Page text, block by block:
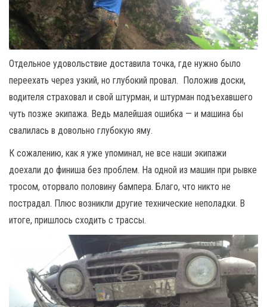
Отдельное удовольствие доставила точка, где нужно было
переехать через узкий, но глубокий провал. Положив доски,
водителя страховал и свой штурман, и штурман подъехавшего
чуть позже экипажа. Ведь малейшая ошибка — и машина бы
свалилась в довольно глубокую яму.
К сожалению, как я уже упоминал, не все наши экипажи
доехали до финиша без проблем. На одной из машин при рывке
тросом, оторвало половину бампера. Благо, что никто не
пострадал. Плюс возникли другие технические неполадки. В
итоге, пришлось сходить с трассы.